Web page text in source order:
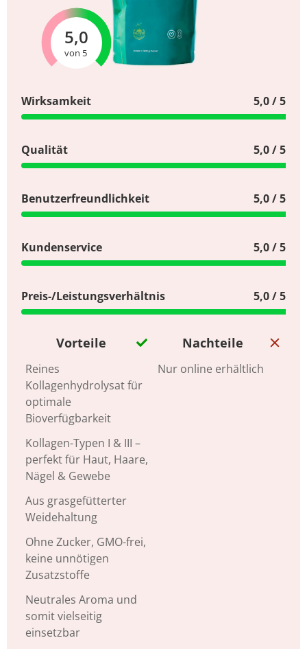
von 5
5,0
Wirksamkeit 5,0 / 5
Qualität 5,0 / 5
Benutzerfreundlichkeit 5,0 / 5
Kundenservice 5,0 / 5
Preis-/Leistungsverhältnis 5,0 / 5
Vorteile Nachteile
Reines
Kollagenhydrolysat für
optimale
Bioverfügbarkeit
Kollagen-Typen I & III –
perfekt für Haut, Haare,
Nägel & Gewebe
Aus grasgefütterter
Weidehaltung
Ohne Zucker, GMO-frei,
keine unnötigen
Zusatzstoffe
Neutrales Aroma und
somit vielseitig
einsetzbar
Nur online erhältlich